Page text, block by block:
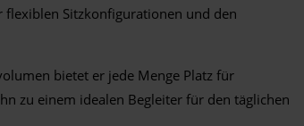
flexiblen Sitzkonfigurationen und den
bietet er jede Menge Platz für
zu einem idealen Begleiter für den täglichen